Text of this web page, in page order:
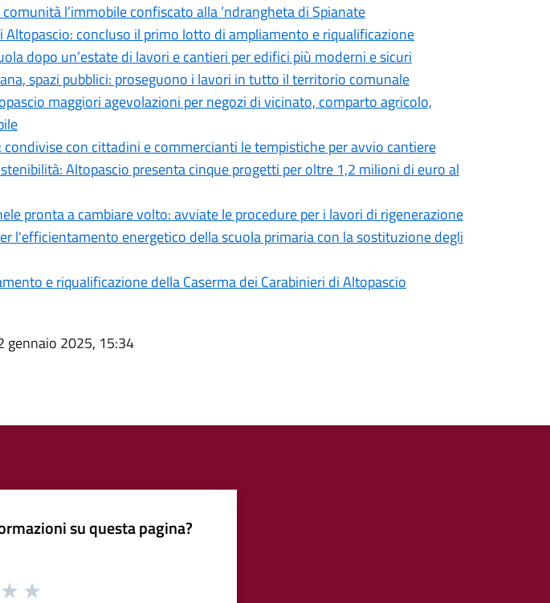
l’immobile confiscato alla ’ndrangheta di Spianate
Altopascio: concluso il primo lotto di ampliamento e riqualificazione
dopo un’estate di lavori e cantieri per edifici più moderni e sicuri
spazi pubblici: proseguono i lavori in tutto il territorio comunale
maggiori agevolazioni per negozi di vicinato, comparto agricolo,
condivise con cittadini e commercianti le tempistiche per avvio cantiere
Altopascio presenta cinque progetti per oltre 1,2 milioni di euro al
pronta a cambiare volto: avviate le procedure per i lavori di rigenerazione
l'efficientamento energetico della scuola primaria con la sostituzione degli
e riqualificazione della Caserma dei Carabinieri di Altopascio
gennaio 2025, 15:34
su questa pagina?